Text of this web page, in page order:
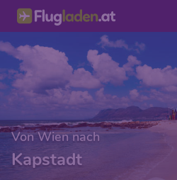
Von Wien nach
Kapstadt